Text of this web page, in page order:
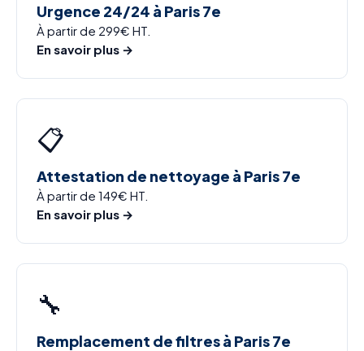
Urgence 24/24 à Paris 7e
À partir de 299€ HT.
En savoir plus →
📋
Attestation de nettoyage à Paris 7e
À partir de 149€ HT.
En savoir plus →
🔧
Remplacement de filtres à Paris 7e